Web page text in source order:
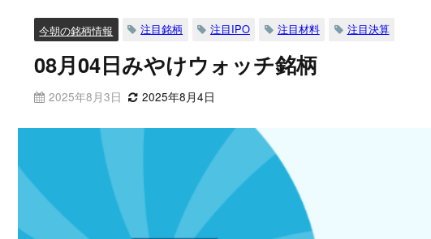
今朝の銘柄情報 注目銘柄 注目IPO 注目材料 注目決算
08月04日みやけウォッチ銘柄
2025年8月3日 2025年8月4日